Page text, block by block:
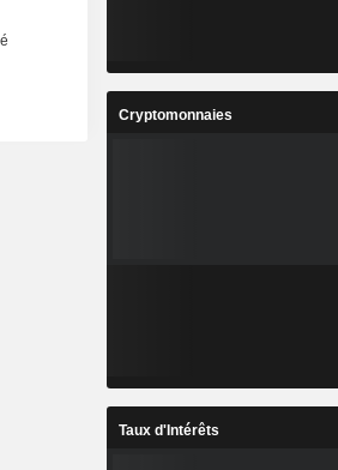
Cryptomonnaies
Taux d'Intérêts